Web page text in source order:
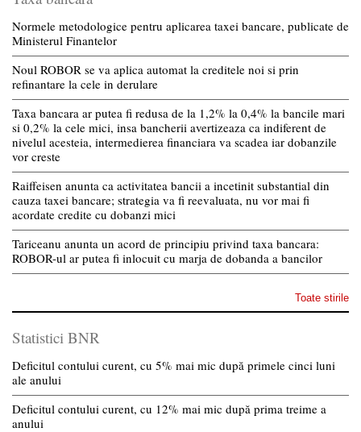
Normele metodologice pentru aplicarea taxei bancare, publicate de
Ministerul Finantelor
Noul ROBOR se va aplica automat la creditele noi si prin
refinantare la cele in derulare
Taxa bancara ar putea fi redusa de la 1,2% la 0,4% la bancile mari
si 0,2% la cele mici, insa bancherii avertizeaza ca indiferent de
nivelul acesteia, intermedierea financiara va scadea iar dobanzile
vor creste
Raiffeisen anunta ca activitatea bancii a incetinit substantial din
cauza taxei bancare; strategia va fi reevaluata, nu vor mai fi
acordate credite cu dobanzi mici
Tariceanu anunta un acord de principiu privind taxa bancara:
ROBOR-ul ar putea fi inlocuit cu marja de dobanda a bancilor
Toate stirile
Statistici BNR
Deficitul contului curent, cu 5% mai mic după primele cinci luni
ale anului
Deficitul contului curent, cu 12% mai mic după prima treime a
anului